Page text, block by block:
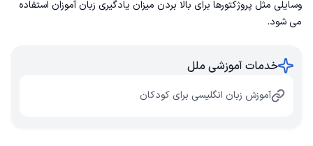
وسایلی مثل پروژکتورها برای بالا بردن میزان یادگیری زبان آموزان استفاده
می شود.
خدمات آموزشی ملل
آموزش زبان انگلیسی برای کودکان